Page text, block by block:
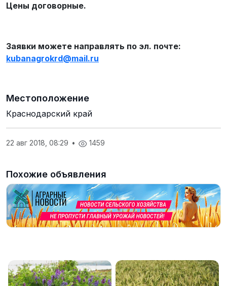
Цены договорные.
Заявки можете направлять по эл. почте:
kubanagrokrd@mail.ru
Местоположение
Краснодарский край
22 авг 2018, 08:29 • 1459
Похожие объявления